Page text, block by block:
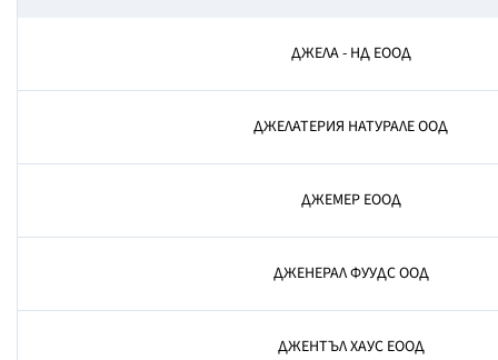
ДЖЕЛА - НД ЕООД
ДЖЕЛАТЕРИЯ НАТУРАЛЕ ООД
ДЖЕМЕР ЕООД
ДЖЕНЕРАЛ ФУУДС ООД
ДЖЕНТЪЛ ХАУС ЕООД